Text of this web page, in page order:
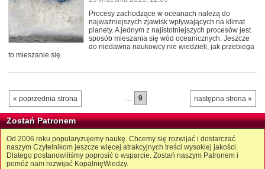
Procesy zachodzące w oceanach należą do
najważniejszych zjawisk wpływających na klimat
planety. A jednym z najistotniejszych procesów jest
sposób mieszania się wód oceanicznych. Jeszcze
do niedawna naukowcy nie wiedzieli, jak przebiega
to mieszanie się
« poprzednia strona następna strona »
… 9
Zostań Patronem
Od 2006 roku popularyzujemy naukę. Chcemy się rozwijać i dostarczać
naszym Czytelnikom jeszcze więcej atrakcyjnych treści wysokiej jakości.
Dlatego postanowiliśmy poprosić o wsparcie. Zostań naszym Patronem i
pomóż nam rozwijać KopalnięWiedzy.